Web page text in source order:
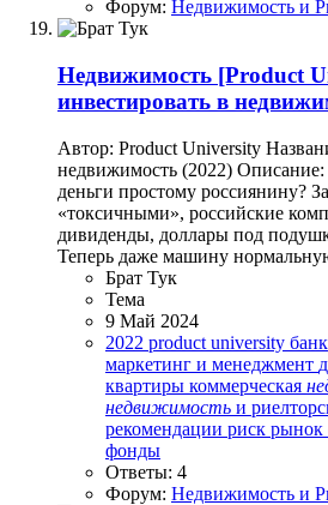
Форум: Недвижимость и
Недвижимость [Product
инвестировать в
Автор: Product University
недвижимость (2022) Описание:
деньги простому россиянину?
«токсичными», российские
дивиденды, доллары под
Теперь даже машину
Брат Тук
Тема
9 Май 2024
2022 product university
маркетинг и менеджмент
квартиры коммерческая
недвижимость и
рекомендации риск рынок
фонды
Ответы: 4
Форум: Недвижимость и